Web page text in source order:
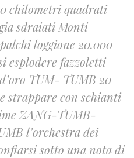
chilometri quadrati
sdraiati Monti
loggione 20.000
esplodere fazzoletti
TUM- TUMB 20
strappare con schianti
ZANG-TUMB-
l’orchestra dei
sotto una nota di